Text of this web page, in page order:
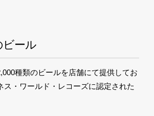
ビール
種類のビールを店舗にて提供してお
ス・ワールド・レコーズに認定された